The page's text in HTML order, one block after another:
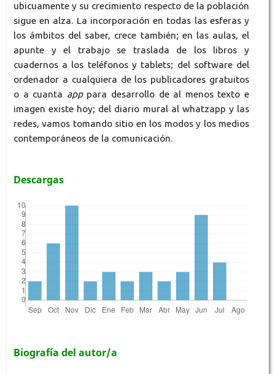
ubicuamente y su crecimiento respecto de la población
sigue en alza. La incorporación en todas las esferas y
los ámbitos del saber, crece también; en las aulas, el
apunte y el trabajo se traslada de los libros y
cuadernos a los teléfonos y tablets; del software del
ordenador a cualquiera de los publicadores gratuitos
o a cuanta app para desarrollo de al menos texto e
imagen existe hoy; del diario mural al whatzapp y las
redes, vamos tomando sitio en los modos y los medios
contemporáneos de la comunicación.
Descargas
Biografía del autor/a